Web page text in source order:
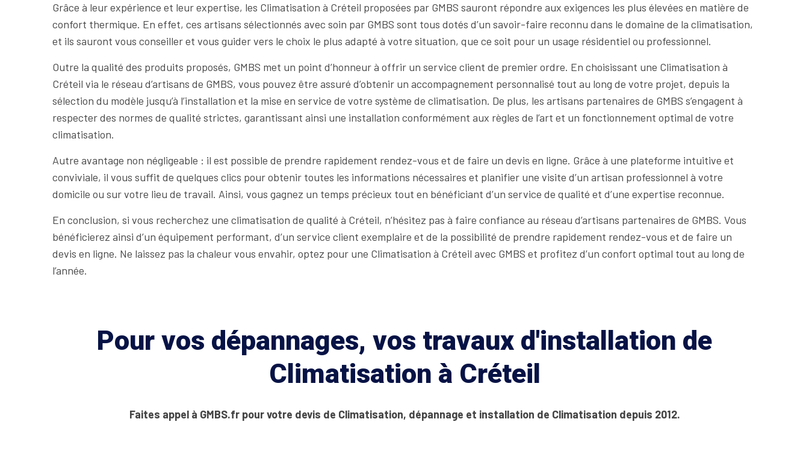
Grâce à leur expérience et leur expertise, les Climatisation à Créteil proposées par GMBS sauront répondre aux exigences les plus élevées en matière de
confort thermique. En effet, ces artisans sélectionnés avec soin par GMBS sont tous dotés d’un savoir-faire reconnu dans le domaine de la climatisation,
et ils sauront vous conseiller et vous guider vers le choix le plus adapté à votre situation, que ce soit pour un usage résidentiel ou professionnel.
Outre la qualité des produits proposés, GMBS met un point d’honneur à offrir un service client de premier ordre. En choisissant une Climatisation à
Créteil via le réseau d’artisans de GMBS, vous pouvez être assuré d’obtenir un accompagnement personnalisé tout au long de votre projet, depuis la
sélection du modèle jusqu’à l’installation et la mise en service de votre système de climatisation. De plus, les artisans partenaires de GMBS s’engagent à
respecter des normes de qualité strictes, garantissant ainsi une installation conformément aux règles de l’art et un fonctionnement optimal de votre
climatisation.
Autre avantage non négligeable : il est possible de prendre rapidement rendez-vous et de faire un devis en ligne. Grâce à une plateforme intuitive et
conviviale, il vous suffit de quelques clics pour obtenir toutes les informations nécessaires et planifier une visite d’un artisan professionnel à votre
domicile ou sur votre lieu de travail. Ainsi, vous gagnez un temps précieux tout en bénéficiant d’un service de qualité et d’une expertise reconnue.
En conclusion, si vous recherchez une climatisation de qualité à Créteil, n’hésitez pas à faire confiance au réseau d’artisans partenaires de GMBS. Vous
bénéficierez ainsi d’un équipement performant, d’un service client exemplaire et de la possibilité de prendre rapidement rendez-vous et de faire un
devis en ligne. Ne laissez pas la chaleur vous envahir, optez pour une Climatisation à Créteil avec GMBS et profitez d’un confort optimal tout au long de
l’année.
Pour vos dépannages, vos travaux d'installation de
Climatisation à Créteil
Faites appel à GMBS.fr pour votre devis de Climatisation, dépannage et installation de Climatisation depuis 2012.